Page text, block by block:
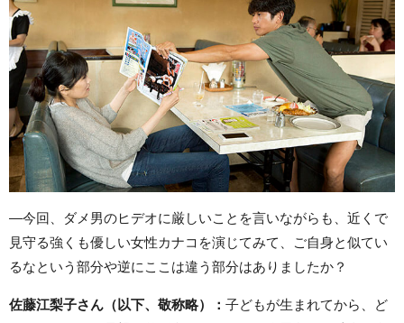
—今回、ダメ男のヒデオに厳しいことを言いながらも、近くで
見守る強くも優しい女性カナコを演じてみて、ご自身と似てい
るなという部分や逆にここは違う部分はありましたか？
佐藤江梨子さん（以下、敬称略）： 子どもが生まれてから、ど